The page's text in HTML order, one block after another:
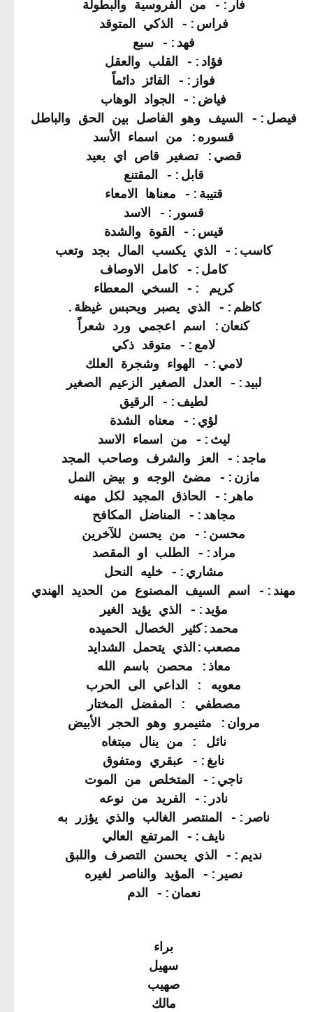
فار:- من الفروسية والبطولة
فراس:- الذكي المتوقد
فهد:- سبع
فؤاد:- القلب والعقل
فواز:- الفائز دائماً
فياض:- الجواد الوهاب
فيصل:- السيف وهو الفاصل بين الحق والباطل
قسوره: من اسماء الأسد
قصي: تصغير قاص اي بعيد
قابل:- المقتنع
قتيبة:- معناها الامعاء
قسور:- الاسد
قيس:- القوة والشدة
كاسب:- الذي يكسب المال بجد وتعب
كامل:- كامل الاوصاف
كريم :- السخي المعطاء
كاظم:- الذي يصبر ويحبس غيظة.
كنعان: اسم اعجمي ورد شعراً
لامع:- متوقد ذكي
لامي:- الهواء وشجرة العلك
لبيد:- العدل الصغير الزعيم الصغير
لطيف:- الرقيق
لؤي:- معناه الشدة
ليث:- من اسماء الاسد
ماجد:- العز والشرف وصاحب المجد
مازن:- مضئ الوجه و بيض النمل
ماهر:- الحاذق المجيد لكل مهنه
مجاهد:- المناضل المكافح
محسن:- من يحسن للآخرين
مراد:- الطلب او المقصد
مشاري:- خليه النحل
مهند:- اسم السيف المصنوع من الحديد الهندي
مؤيد:- الذي يؤيد الغير
محمد:كثير الخصال الحميده
مصعب:الذي يتحمل الشدايد
معاذ: محصن باسم الله
معويه : الداعي الى الحرب
مصطفي : المفضل المختار
مروان: مثنيمرو وهو الحجر الأبيض
نائل : من ينال مبتغاه
نابغ:- عبقري ومتفوق
ناجي:- المتخلص من الموت
نادر:- الفريد من نوعه
ناصر:- المنتصر الغالب والذي يؤزر به
نايف:- المرتفع العالي
نديم:- الذي يحسن التصرف واللبق
نصير:- المؤيد والناصر لغيره
نعمان:- الدم
براء
سهيل
صهيب
مالك